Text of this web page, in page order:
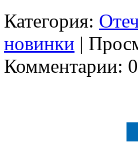
Категория:
новинки |
Комментарии: 0